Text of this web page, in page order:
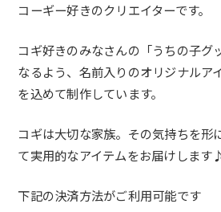
コーギー好きのクリエイターです。
コギ好きのみなさんの「うちの子グ
なるよう、 名前入りのオリジナルア
を込めて制作してい ます。
コギは大切な家族。その気持ちを形
て実用的なアイテムをお届けします♪
下記の決済方法がご利用可能です